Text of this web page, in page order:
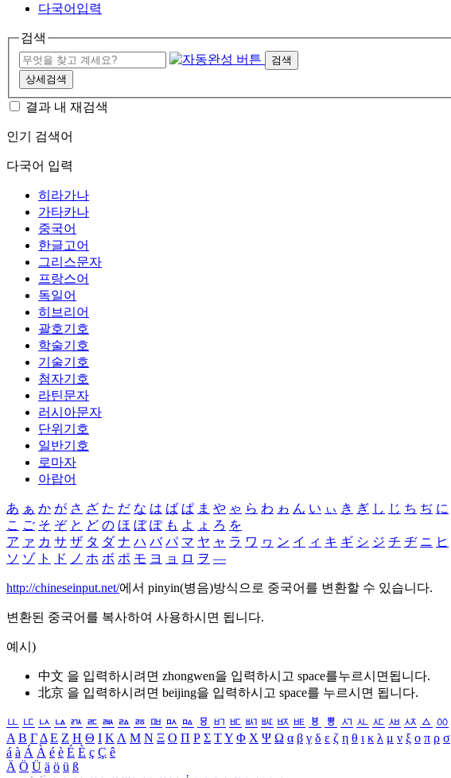
다국어입력
검색
검색
상세검색
결과 내 재검색
인기 검색어
다국어 입력
히라가나
가타카나
중국어
한글고어
그리스문자
프랑스어
독일어
히브리어
괄호기호
학술기호
기술기호
첨자기호
라틴문자
러시아문자
단위기호
일반기호
로마자
아랍어
あ ぁ か が さ ざ た だ な は ば ぱ ま や ゃ ら わ ゎ ん い ぃ き ぎ し じ ち ぢ に
こ ご そ ぞ と ど の ほ ぼ ぽ も よ ょ ろ を
ア ァ カ サ ザ タ ダ ナ ハ バ パ マ ヤ ャ ラ ワ ヮ ン イ ィ キ ギ シ ジ チ ヂ ニ ヒ
ソ ゾ ト ド ノ ホ ボ ポ モ ヨ ョ ロ ヲ ―
http://chineseinput.net/에서 pinyin(병음)방식으로 중국어를 변환할 수 있습니다.
변환된 중국어를 복사하여 사용하시면 됩니다.
예시)
中文 을 입력하시려면 zhongwen을 입력하시고 space를누르시면됩니다.
北京 을 입력하시려면 beijing을 입력하시고 space를 누르시면 됩니다.
ㅥ ㅦ ㅧ ㅨ ㅩ ㅪ ㅫ ㅬ ㅭ ㅮ ㅯ ㅰ ㅱ ㅲ ㅳ ㅴ ㅵ ㅶ ㅷ ㅸ ㅹ ㅺ ㅻ ㅼ ㅽ ㅾ ㅿ ㆀ
Α Β ΓΔ Ε Ζ Η Θ Ι ΚΛ Μ Ν Ξ Ο Π Ρ Σ ΤΥ Φ Χ Ψ Ω α β γ δ ε ζ η θ ι κ λ μ ν ξ ο π ρ σ
á à Á À é è É È ç Ç ê
Ä Ö Ü ä ö ü ß